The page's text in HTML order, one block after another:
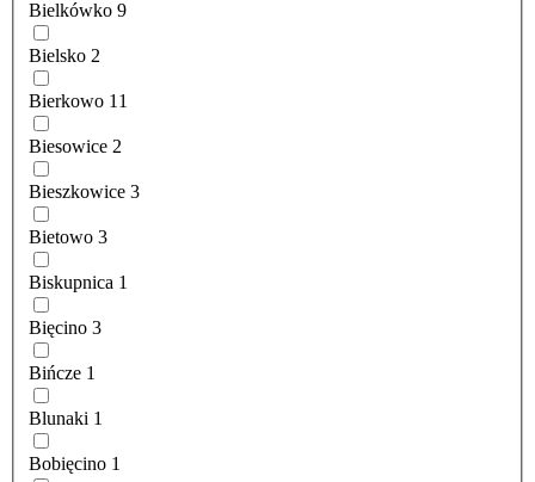
Bielkówko 9
Bielsko 2
Bierkowo 11
Biesowice 2
Bieszkowice 3
Bietowo 3
Biskupnica 1
Bięcino 3
Bińcze 1
Blunaki 1
Bobięcino 1